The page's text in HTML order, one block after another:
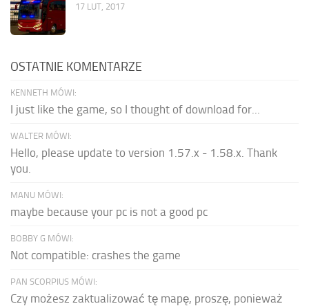
17 LUT, 2017
OSTATNIE KOMENTARZE
KENNETH MÓWI:
I just like the game, so I thought of download for...
WALTER MÓWI:
Hello, please update to version 1.57.x - 1.58.x. Thank
you.
MANU MÓWI:
maybe because your pc is not a good pc
BOBBY G MÓWI:
Not compatible: crashes the game
PAN SCORPIUS MÓWI:
Czy możesz zaktualizować tę mapę, proszę, ponieważ